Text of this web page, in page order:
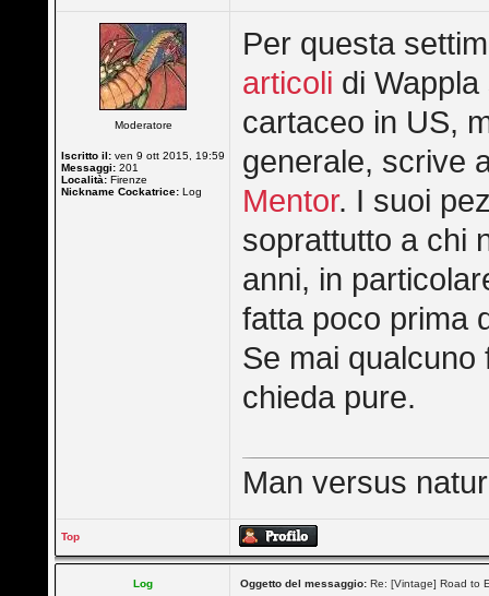
Moderatore
Iscritto il: ven 9 ott 2015, 19:59
Messaggi: 201
Località: Firenze
Nickname Cockatrice: Log
Per questa
articoli di
cartaceo in US,
generale, scrive
Mentor. I suoi
soprattutto a chi
anni, in
fatta poco prima
Se mai
chieda pure.
Man versus
Top
Log Oggetto del messaggio: Re: [Vintage] Road to